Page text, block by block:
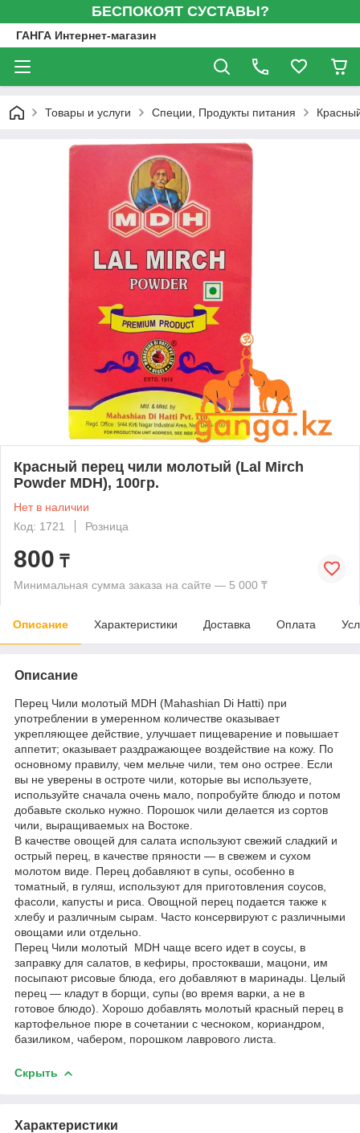
БЕСПОКОЯТ СУСТАВЫ?
ГАНГА Интернет-магазин
Товары и услуги Специи, Продукты питания
Красный перец чили молотый (Lal Mirch
Powder MDH), 100гр.
Нет в наличии
Код: 1721
Розница
800 ₸
Минимальная сумма заказа на сайте — 5 000 ₸
Описание Характеристики Доставка Оплата
Описание
Перец Чили молотый MDH (Mahashian Di Hatti) при
употреблении в умеренном количестве оказывает
укрепляющее действие, улучшает пищеварение и повышает
аппетит; оказывает раздражающее воздействие на кожу. По
основному правилу, чем мельче чили, тем оно острее. Если
вы не уверены в остроте чили, которые вы используете,
используйте сначала очень мало, попробуйте блюдо и потом
добавьте сколько нужно. Порошок чили делается из сортов
чили, выращиваемых на Востоке.
В качестве овощей для салата используют свежий сладкий и
острый перец, в качестве пряности — в свежем и сухом
молотом виде. Перец добавляют в супы, особенно в
томатный, в гуляш, используют для приготовления соусов,
фасоли, капусты и риса. Овощной перец подается также к
хлебу и различным сырам. Часто консервируют с различными
овощами или отдельно.
Перец Чили молотый MDH чаще всего идет в соусы, в
заправку для салатов, в кефиры, простокваши, мацони, им
посыпают рисовые блюда, его добавляют в маринады. Целый
перец — кладут в борщи, супы (во время варки, а не в
готовое блюдо). Хорошо добавлять молотый красный перец в
картофельное пюре в сочетании с чесноком, кориандром,
базиликом, чабером, порошком лаврового листа.
Скрыть
Характеристики